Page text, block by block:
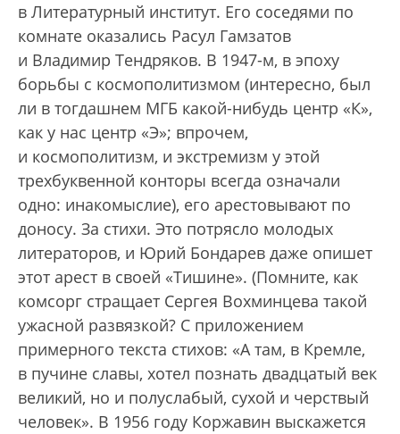
в Литературный институт. Его соседями по
комнате оказались Расул Гамзатов
и Владимир Тендряков. В 1947-м, в эпоху
борьбы с космополитизмом (интересно, был
ли в тогдашнем МГБ какой-нибудь центр «К»,
как у нас центр «Э»; впрочем,
и космополитизм, и экстремизм у этой
трехбуквенной конторы всегда означали
одно: инакомыслие), его арестовывают по
доносу. За стихи. Это потрясло молодых
литераторов, и Юрий Бондарев даже опишет
этот арест в своей «Тишине». (Помните, как
комсорг стращает Сергея Вохминцева такой
ужасной развязкой? С приложением
примерного текста стихов: «А там, в Кремле,
в пучине славы, хотел познать двадцатый век
великий, но и полуслабый, сухой и черствый
человек». В 1956 году Коржавин выскажется